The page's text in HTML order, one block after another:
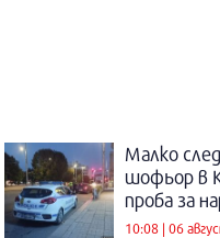
Малко
шофьор в
проба за
10:08 | 06